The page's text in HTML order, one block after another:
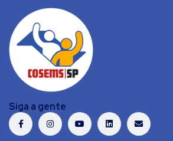
Siga a gente